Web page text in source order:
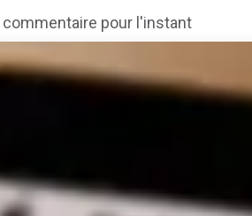
commentaire pour l'instant